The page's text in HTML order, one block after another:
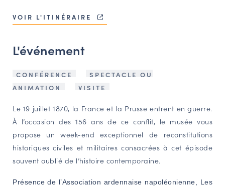
BOURSE D’ÉCHANGE
CARTES DES NAUDIN
Espace acteurs
NAVIGATION FILTRÉE « ACTEURS »
PORTAIL CULTURE
Comité d'Histoire Régionale
Service Inventaire et Patrimoines de la Région Grand Est
VOIR L'ITINÉRAIRE
L'événement
CONFÉRENCE
SPECTACLE OU
ANIMATION
VISITE
Le 19 juillet 1870, la France et la Prusse entrent en guerre.
À l’occasion des 156 ans de ce conflit, le musée vous
propose un week-end exceptionnel de reconstitutions
historiques civiles et militaires consacrées à cet épisode
souvent oublié de l’histoire contemporaine.
Présence de l’Association ardennaise napoléonienne, Les